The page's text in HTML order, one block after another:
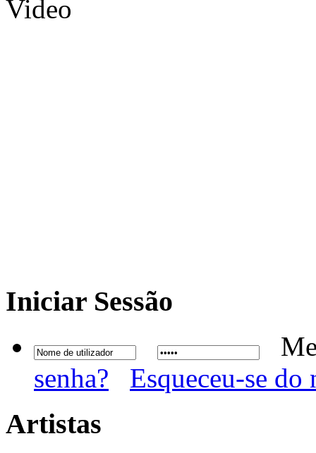
Video
Iniciar Sessão
senha?
Esqueceu-se
Artistas